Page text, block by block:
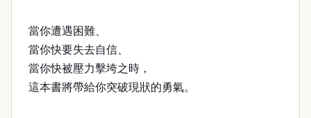
當你遭遇困難、
當你快要失去自信、
當你快被壓力擊垮之時，
這本書將帶給你突破現狀的勇氣。